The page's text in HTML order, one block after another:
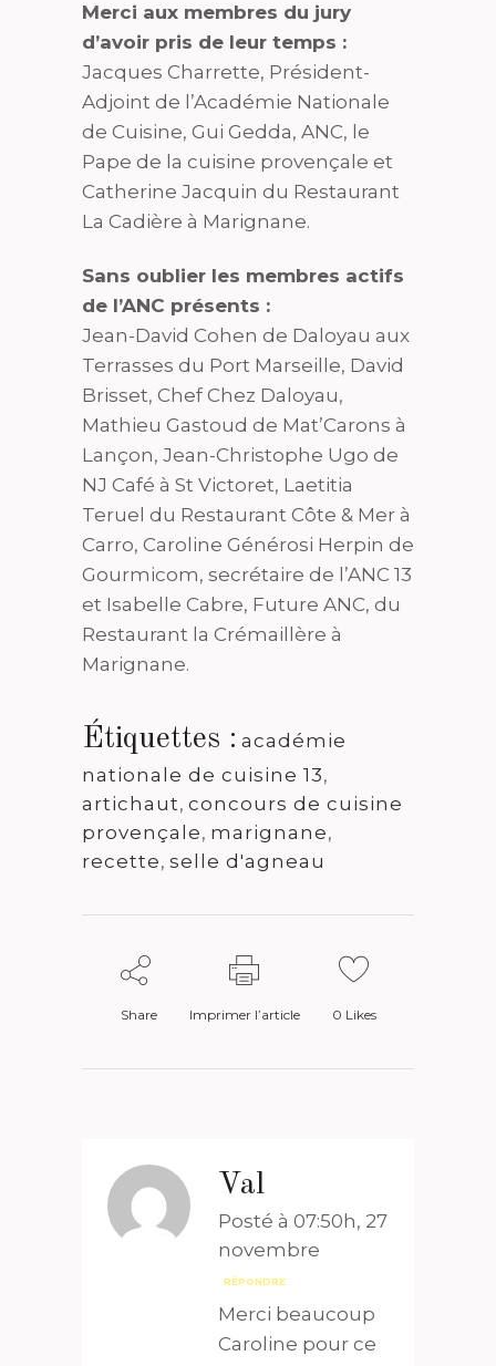
Merci aux membres du jury
d’avoir pris de leur temps :
Jacques Charrette, Président-
Adjoint de l’Académie Nationale
de Cuisine, Gui Gedda, ANC, le
Pape de la cuisine provençale et
Catherine Jacquin du Restaurant
La Cadière à Marignane.
Sans oublier les membres actifs
de l’ANC présents :
Jean-David Cohen de Daloyau aux
Terrasses du Port Marseille, David
Brisset, Chef Chez Daloyau,
Mathieu Gastoud de Mat’Carons à
Lançon, Jean-Christophe Ugo de
NJ Café à St Victoret, Laetitia
Teruel du Restaurant Côte & Mer à
Carro, Caroline Générosi Herpin de
Gourmicom, secrétaire de l’ANC 13
et Isabelle Cabre, Future ANC, du
Restaurant la Crémaillère à
Marignane.
Étiquettes : académie
nationale de cuisine 13,
artichaut, concours de cuisine
provençale, marignane,
recette, selle d'agneau
Share Imprimer l’article 0 Likes
Val
Posté à 07:50h, 27
novembre
RÉPONDRE
Merci beaucoup
Caroline pour ce